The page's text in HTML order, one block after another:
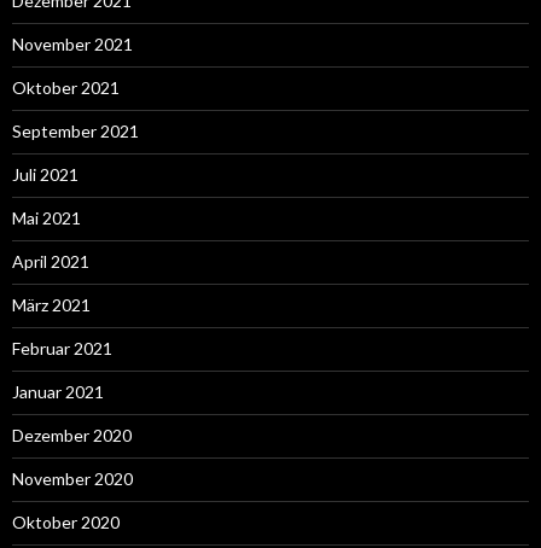
November 2021
Oktober 2021
September 2021
Juli 2021
Mai 2021
April 2021
März 2021
Februar 2021
Januar 2021
Dezember 2020
November 2020
Oktober 2020